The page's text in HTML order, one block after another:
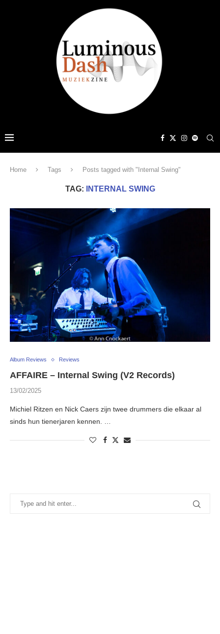
Home Tags Posts tagged with "Internal Swing"
TAG: INTERNAL SWING
Album Reviews Reviews
AFFAIRE – Internal Swing (V2 Records)
13/02/2025
Michiel Ritzen en Nick Caers zijn twee drummers die elkaar al
sinds hun tienerjaren kennen. …